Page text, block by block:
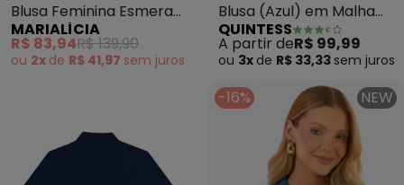
Blusa Feminina Esmera
Manga Curta (Azul)
MARIALÍCIA
R$ 83,94R$ 139,90
ou 2x de R$ 41,97 sem juros
Blusa (Azul) em Malha
Tricô
QUINTESS
A partir deR$ 99,99
ou 3x de R$ 33,33 sem juros
-16% NEW